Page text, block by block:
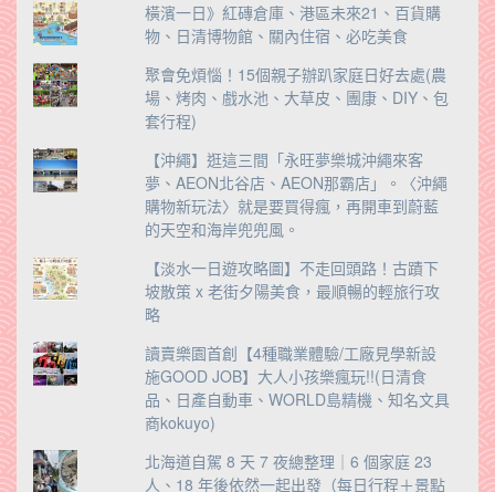
橫濱一日》紅磚倉庫、港區未來21、百貨購
物、日清博物館、關內住宿、必吃美食
聚會免煩惱！15個親子辦趴家庭日好去處(農
場、烤肉、戲水池、大草皮、團康、DIY、包
套行程)
【沖繩】逛這三間「永旺夢樂城沖繩來客
夢、AEON北谷店、AEON那霸店」。〈沖繩
購物新玩法〉就是要買得瘋，再開車到蔚藍
的天空和海岸兜兜風。
【淡水一日遊攻略圖】不走回頭路！古蹟下
坡散策 x 老街夕陽美食，最順暢的輕旅行攻
略
讀賣樂園首創【4種職業體驗/工廠見學新設
施GOOD JOB】大人小孩樂瘋玩!!(日清食
品、日產自動車、WORLD島精機、知名文具
商kokuyo)
北海道自駕 8 天 7 夜總整理｜6 個家庭 23
人、18 年後依然一起出發（每日行程＋景點